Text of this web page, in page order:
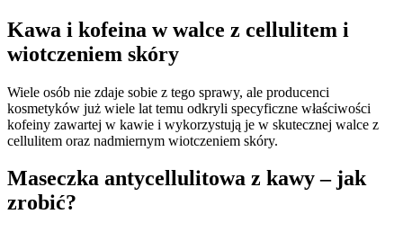
Kawa i kofeina w walce z cellulitem i
wiotczeniem skóry
Wiele osób nie zdaje sobie z tego sprawy, ale producenci
kosmetyków już wiele lat temu odkryli specyficzne właściwości
kofeiny zawartej w kawie i wykorzystują je w skutecznej walce z
cellulitem oraz nadmiernym wiotczeniem skóry.
Maseczka antycellulitowa z kawy – jak
zrobić?